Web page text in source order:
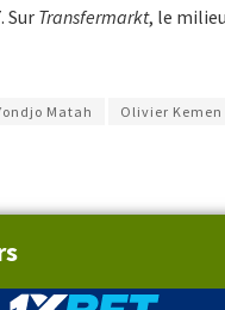
SurTransfermarkt, le
Matah Olivier Kemen